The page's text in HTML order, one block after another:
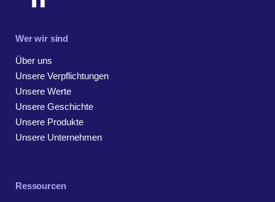
Wer wir sind
Über uns
Unsere Verpflichtungen
Unsere Werte
Unsere Geschichte
Unsere Produkte
Unsere Unternehmen
Ressourcen